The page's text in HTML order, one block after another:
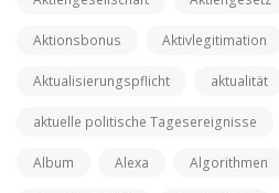
Aktionsbonus Aktivlegitimation
Aktualisierungspflicht aktualität
aktuelle politische Tagesereignisse
Album Alexa Algorithmen